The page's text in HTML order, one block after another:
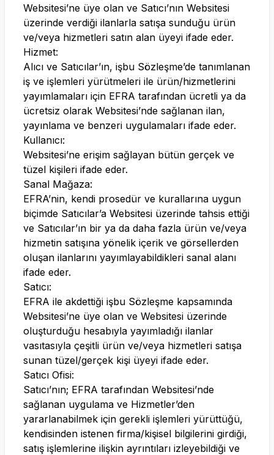
Websitesi’ne üye olan ve Satıcı’nın Websitesi
üzerinde verdiği ilanlarla satışa sunduğu ürün
ve/veya hizmetleri satın alan üyeyi ifade eder.
Hizmet:
Alıcı ve Satıcılar’ın, işbu Sözleşme’de tanımlanan
iş ve işlemleri yürütmeleri ile ürün/hizmetlerini
yayımlamaları için EFRA tarafından ücretli ya da
ücretsiz olarak Websitesi’nde sağlanan ilan,
yayınlama ve benzeri uygulamaları ifade eder.
Kullanıcı:
Websitesi’ne erişim sağlayan bütün gerçek ve
tüzel kişileri ifade eder.
Sanal Mağaza:
EFRA’nin, kendi prosedür ve kurallarına uygun
biçimde Satıcılar’a Websitesi üzerinde tahsis ettiği
ve Satıcılar’ın bir ya da daha fazla ürün ve/veya
hizmetin satışına yönelik içerik ve görsellerden
oluşan ilanlarını yayımlayabildikleri sanal alanı
ifade eder.
Satıcı:
EFRA ile akdettiği işbu Sözleşme kapsamında
Websitesi’ne üye olan ve Websitesi üzerinde
oluşturduğu hesabıyla yayımladığı ilanlar
vasıtasıyla çeşitli ürün ve/veya hizmetleri satışa
sunan tüzel/gerçek kişi üyeyi ifade eder.
Satıcı Ofisi:
Satıcı’nın; EFRA tarafından Websitesi’nde
sağlanan uygulama ve Hizmetler’den
yararlanabilmek için gerekli işlemleri yürüttüğü,
kendisinden istenen firma/kişisel bilgilerini girdiği,
satış işlemlerine ilişkin ayrıntıları izleyebildiği ve